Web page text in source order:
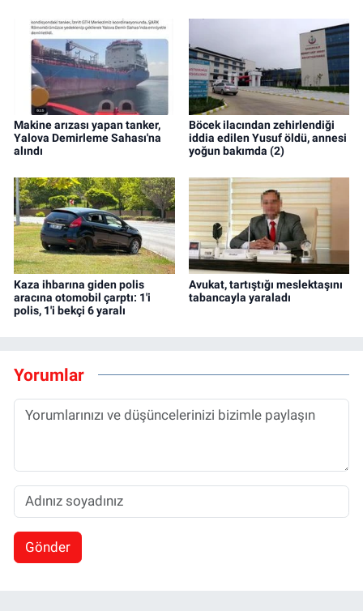
Makine arızası yapan tanker,
Yalova Demirleme Sahası'na
alındı
Böcek ilacından zehirlendiği
iddia edilen Yusuf öldü, annesi
yoğun bakımda (2)
Kaza ihbarına giden polis
aracına otomobil çarptı: 1'i
polis, 1'i bekçi 6 yaralı
Avukat, tartıştığı meslektaşını
tabancayla yaraladı
Yorumlar
Gönder